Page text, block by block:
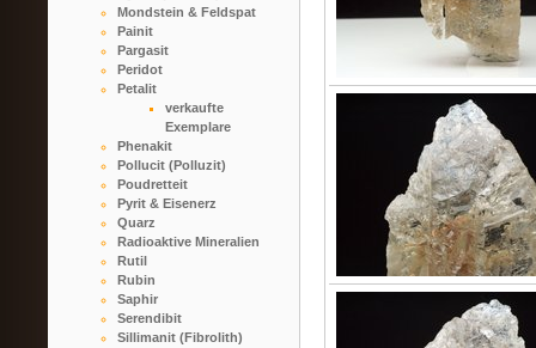
Mondstein & Feldspat
Painit
Pargasit
Peridot
Petalit
verkaufte
Exemplare
Phenakit
Pollucit (Polluzit)
Poudretteit
Pyrit & Eisenerz
Quarz
Radioaktive Mineralien
Rutil
Rubin
Saphir
Serendibit
Sillimanit (Fibrolith)